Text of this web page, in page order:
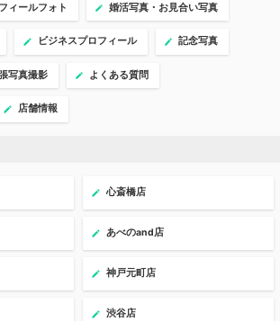
ィールフォト 婚活写真・お見合い写真
ビジネスプロフィール 記念写真
写真撮影 よくある質問
店舗情報
心斎橋店
あべのand店
神戸元町店
渋谷店